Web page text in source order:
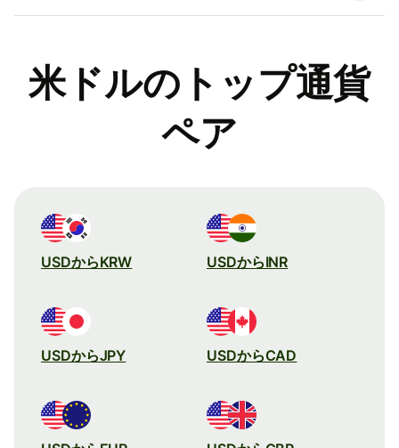
米ドルのトップ通貨
ペア
USDからKRW USDからINR
USDからJPY USDからCAD